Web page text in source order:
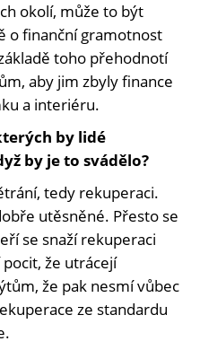
okolí, může to být
o finanční gramotnost
toho přehodnotí
aby jim zbyly finance
a interiéru.
by lidé
by je to svádělo?
tedy rekuperaci.
utěsněné. Přesto se
se snaží rekuperaci
že utrácejí
že pak nesmí vůbec
ze standardu